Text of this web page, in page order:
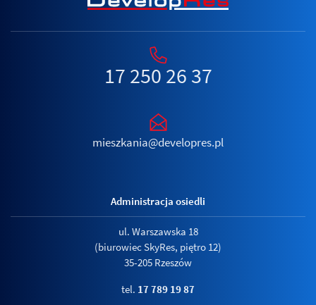
17 250 26 37
mieszkania@developres.pl
Administracja osiedli
ul. Warszawska 18
(biurowiec SkyRes, piętro 12)
35-205 Rzeszów
tel. 17 789 19 87